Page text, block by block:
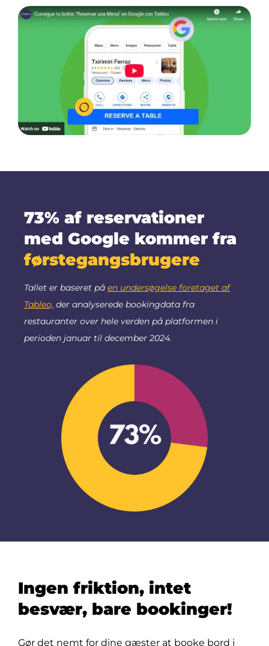
73% af reservationer
med Google kommer fra
førstegangsbrugere
Tallet er baseret på en undersøgelse foretaget af
Tableo, der analyserede bookingdata fra
restauranter over hele verden på platformen i
perioden januar til december 2024.
Ingen friktion, intet
besvær, bare bookinger!
Gør det nemt for dine gæster at booke bord i